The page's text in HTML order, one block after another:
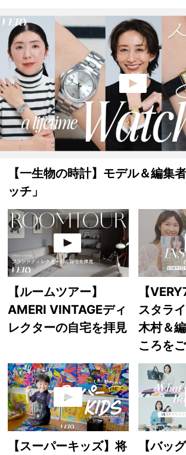
【一生物の時計】モデル＆編集
ッチ」
【ルームツアー】
AMERI VINTAGEディ
レクターの自宅を拝見
【
スタラ
木村＆
ころを
【スーパーキッズ】将
【バッ